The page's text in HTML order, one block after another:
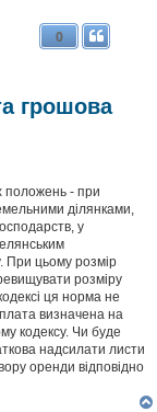
грошова
0
положень - при
ділянками,
у
При цьому розмір
розміру
ця норма не
визначена на
кодексу. Чи буде
надсилати листи
оренди відповідно